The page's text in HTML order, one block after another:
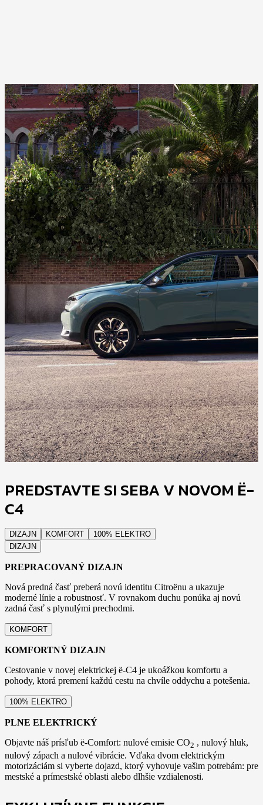
PREDSTAVTE SI SEBA V NOVOM Ë-
C4
DIZAJN KOMFORT
100% ELEKTRO
DIZAJN
PREPRACOVANÝ DIZAJN
Nová predná časť preberá novú identitu Citroënu a ukazuje
moderné línie a robustnosť. V rovnakom duchu ponúka aj novú
zadná časť s plynulými prechodmi.
KOMFORT
KOMFORTNÝ DIZAJN
Cestovanie v novej elektrickej ë-C4 je ukoážkou komfortu a
pohody, ktorá premení každú cestu na chvíle oddychu a potešenia.
100% ELEKTRO
PLNE ELEKTRICKÝ
Objavte náš prísľub ë-Comfort: nulové emisie CO2 , nulový hluk,
nulový zápach a nulové vibrácie. Vďaka dvom elektrickým
motorizáciám si vyberte dojazd, ktorý vyhovuje vašim potrebám: pre
mestské a prímestské oblasti alebo dlhšie vzdialenosti.